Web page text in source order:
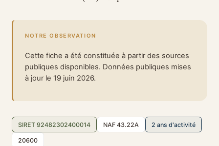
NOTRE OBSERVATION
Cette fiche a été constituée à partir des sources
publiques disponibles. Données publiques mises
à jour le 19 juin 2026.
SIRET 92482302400014 NAF 43.22A 2 ans d'activité
20600